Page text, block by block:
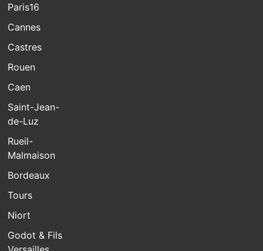
Paris16
Cannes
Castres
Rouen
Caen
Saint-Jean-
de-Luz
Rueil-
Malmaison
Bordeaux
Tours
Niort
Godot & Fils